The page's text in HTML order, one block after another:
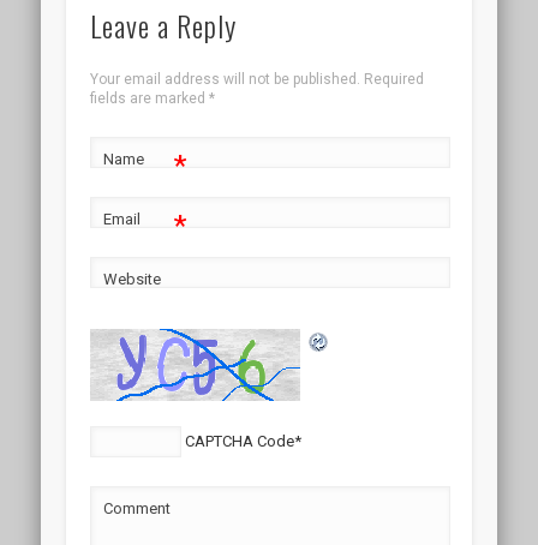
Leave a Reply
Your email address will not be published. Required
fields are marked *
Name *
Email *
Website
CAPTCHA Code*
Comment